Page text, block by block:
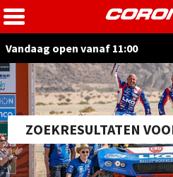
Vandaag open vanaf 11:00
ZOEKRESULTATEN